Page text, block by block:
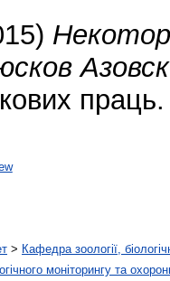
> Кафедра зоології,
моніторингу та